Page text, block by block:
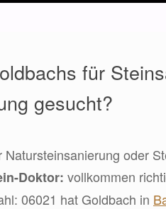
für
gesucht?
oder
Doktor: vollkommen
06021 hat Goldbach in